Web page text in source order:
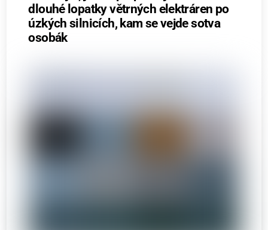
dlouhé lopatky větrných elektráren po
úzkých silnicích, kam se vejde sotva
osobák